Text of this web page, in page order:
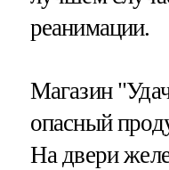
реанимации.
Магазин
опасный
На двери